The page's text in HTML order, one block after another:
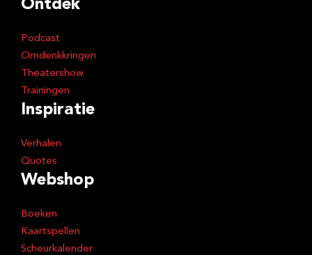
Ontdek
Podcast
Omdenkkringen
Theatershow
Trainingen
Inspiratie
Verhalen
Quotes
Webshop
Boeken
Kaartspellen
Scheurkalender